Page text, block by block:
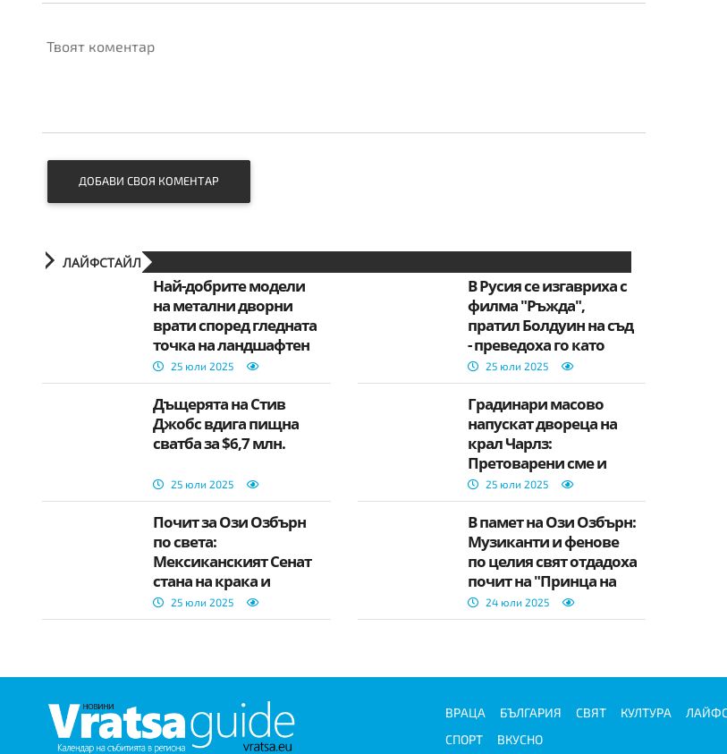
Твоят коментар
ДОБАВИ СВОЯ КОМЕНТАР
ЛАЙФСТАЙЛ
Най-добрите модели
на метални дворни
врати според гледната
точка на ландшафтен
дизайнер
25 юли 2025
В Русия се изгавриха с
филма "Ръжда",
пратил Болдуин на съд
- преведоха го като
„Случаен изстрел"
25 юли 2025
Дъщерята на Стив
Джобс вдига пищна
сватба за $6,7 млн.
25 юли 2025
Градинари масово
напускат двореца на
крал Чарлз:
Претоварени сме и
недобре платени
25 юли 2025
Почит за Ози Озбърн
по света:
Мексиканският Сенат
стана на крака и
аплодира легендата на
рока
25 юли 2025
В памет на Ози Озбърн:
Музиканти и фенове
по целия свят отдадоха
почит на "Принца на
мрака"
24 юли 2025
ВРАЦА БЪЛГАРИЯ СВЯТ КУЛТУРА
СПОРТ
ВКУСНО